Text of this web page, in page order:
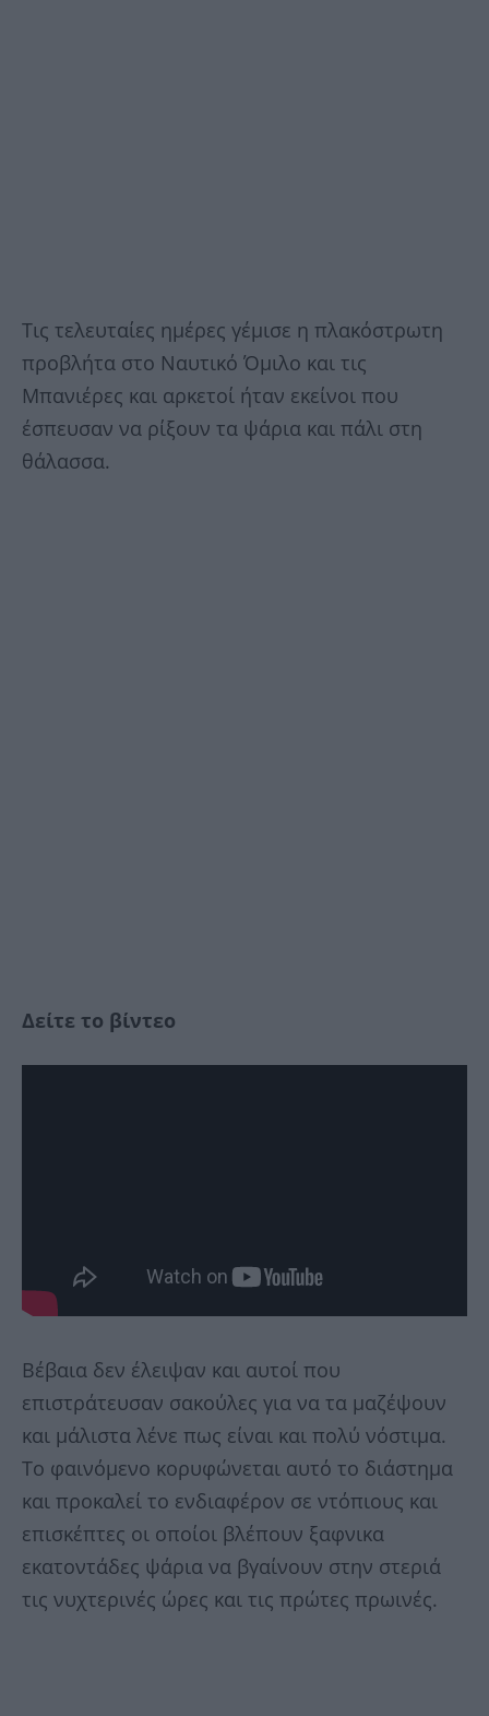
Τις τελευταίες ημέρες γέμισε η πλακόστρωτη
προβλήτα στο Ναυτικό Όμιλο και τις
Μπανιέρες και αρκετοί ήταν εκείνοι που
έσπευσαν να ρίξουν τα ψάρια και πάλι στη
θάλασσα.
Δείτε το βίντεο
Βέβαια δεν έλειψαν και αυτοί που
επιστράτευσαν σακούλες για να τα μαζέψουν
και μάλιστα λένε πως είναι και πολύ νόστιμα.
Το φαινόμενο κορυφώνεται αυτό το διάστημα
και προκαλεί το ενδιαφέρον σε ντόπιους και
επισκέπτες οι οποίοι βλέπουν ξαφνικα
εκατοντάδες ψάρια να βγαίνουν στην στεριά
τις νυχτερινές ώρες και τις πρώτες πρωινές.